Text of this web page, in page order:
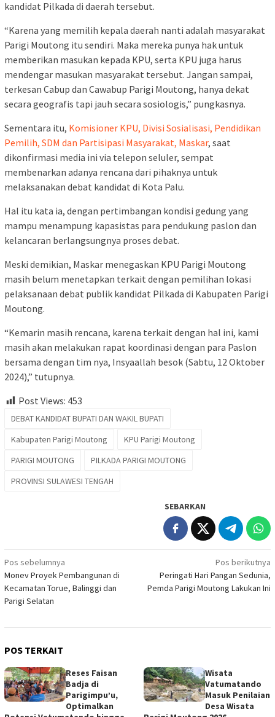
kandidat Pilkada di daerah tersebut.
“Karena yang memilih kepala daerah nanti adalah masyarakat
Parigi Moutong itu sendiri. Maka mereka punya hak untuk
memberikan masukan kepada KPU, serta KPU juga harus
mendengar masukan masyarakat tersebut. Jangan sampai,
terkesan Cabup dan Cawabup Parigi Moutong, hanya dekat
secara geografis tapi jauh secara sosiologis,” pungkasnya.
Sementara itu, Komisioner KPU, Divisi Sosialisasi, Pendidikan
Pemilih, SDM dan Partisipasi Masyarakat, Maskar, saat
dikonfirmasi media ini via telepon seluler, sempat
membenarkan adanya rencana dari pihaknya untuk
melaksanakan debat kandidat di Kota Palu.
Hal itu kata ia, dengan pertimbangan kondisi gedung yang
mampu menampung kapasistas para pendukung paslon dan
kelancaran berlangsungnya proses debat.
Meski demikian, Maskar menegaskan KPU Parigi Moutong
masih belum menetapkan terkait dengan pemilihan lokasi
pelaksanaan debat publik kandidat Pilkada di Kabupaten Parigi
Moutong.
“Kemarin masih rencana, karena terkait dengan hal ini, kami
masih akan melakukan rapat koordinasi dengan para Paslon
bersama dengan tim nya, Insyaallah besok (Sabtu, 12 Oktober
2024),” tutupnya.
Post Views: 453
DEBAT KANDIDAT BUPATI DAN WAKIL BUPATI
Kabupaten Parigi Moutong
KPU Parigi Moutong
PARIGI MOUTONG
PILKADA PARIGI MOUTONG
PROVINSI SULAWESI TENGAH
SEBARKAN
Navigasi
pos
Pos sebelumnya
Monev Proyek Pembangunan di
Kecamatan Torue, Balinggi dan
Parigi Selatan
Pos berikutnya
Peringati Hari Pangan Sedunia,
Pemda Parigi Moutong Lakukan Ini
POS TERKAIT
Reses Faisan
Badja di
Parigimpu’u,
Optimalkan
Wisata
Vatumatando
Masuk Penilaian
Desa Wisata